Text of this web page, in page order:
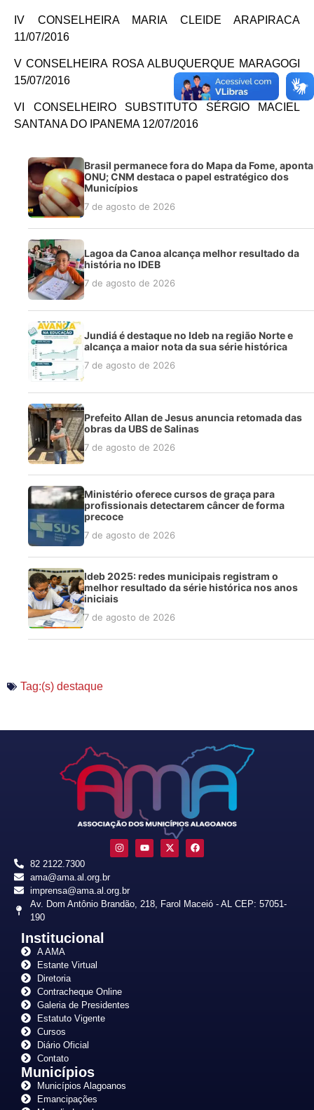
IV CONSELHEIRA MARIA CLEIDE ARAPIRACA
11/07/2016
V CONSELHEIRA ROSA ALBUQUERQUE MARAGOGI
15/07/2016
VI CONSELHEIRO SUBSTITUTO SÉRGIO MACIEL
SANTANA DO IPANEMA 12/07/2016
Brasil permanece fora do Mapa da Fome, aponta
ONU; CNM destaca o papel estratégico dos
Municípios
7 de agosto de 2026
Lagoa da Canoa alcança melhor resultado da
história no IDEB
7 de agosto de 2026
Jundiá é destaque no Ideb na região Norte e
alcança a maior nota da sua série histórica
7 de agosto de 2026
Prefeito Allan de Jesus anuncia retomada das
obras da UBS de Salinas
7 de agosto de 2026
Ministério oferece cursos de graça para
profissionais detectarem câncer de forma
precoce
7 de agosto de 2026
Ideb 2025: redes municipais registram o
melhor resultado da série histórica nos anos
iniciais
7 de agosto de 2026
Tag:(s) destaque
82 2122.7300
ama@ama.al.org.br
imprensa@ama.al.org.br
Av. Dom Antônio Brandão, 218, Farol Maceió - AL CEP: 57051-
190
Institucional
A AMA
Estante Virtual
Diretoria
Contracheque Online
Galeria de Presidentes
Estatuto Vigente
Cursos
Diário Oficial
Contato
Municípios
Municípios Alagoanos
Emancipações